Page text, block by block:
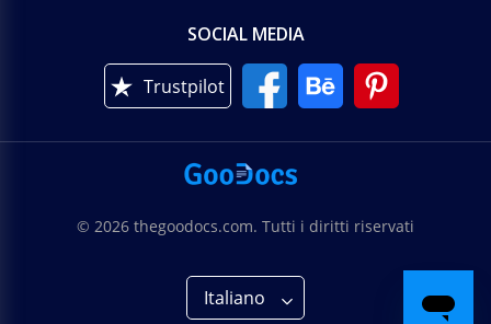
SOCIAL MEDIA
Trustpilot
© 2026 thegoodocs.com. Tutti i diritti riservati
Italiano